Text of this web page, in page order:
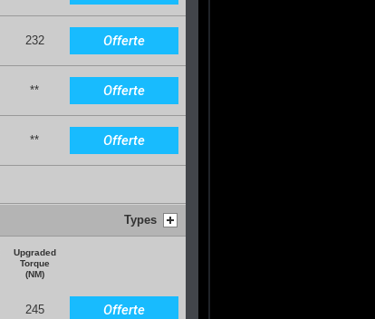
232 Offerte
** Offerte
** Offerte
Types
Upgraded
Torque
(NM)
245 Offerte